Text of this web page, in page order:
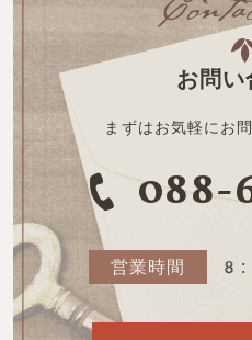
お問い
まずはお気軽にお
088-
営業時間